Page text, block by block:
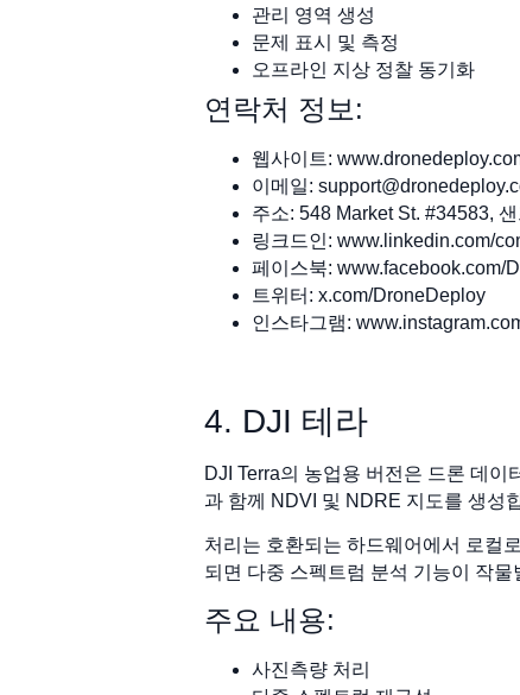
관리 영역 생성
문제 표시 및 측정
오프라인 지상 정찰 동기화
연락처 정보:
웹사이트:
이메일:
주소: 548 Market St. #34583,
링크드인: www.linkedin.com/
페이스북: www.facebook.com/
트위터: x.com/DroneDeploy
인스타그램:
4. DJI 테라
DJI Terra의 농업용 버전은 드론 데
과 함께 NDVI 및 NDRE 지도를 생성
처리는 호환되는 하드웨어에서 로컬
되면 다중 스펙트럼 분석 기능이 작
주요 내용:
사진측량 처리